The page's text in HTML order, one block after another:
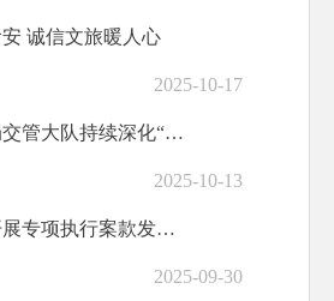
诚信文旅暖人心
2025-10-17
东乡县公安局交管大队持续深化“护学岗”机制 全力护航平安上学路
2025-10-13
县人民法院开展专项执行案款发放仪式
2025-09-30